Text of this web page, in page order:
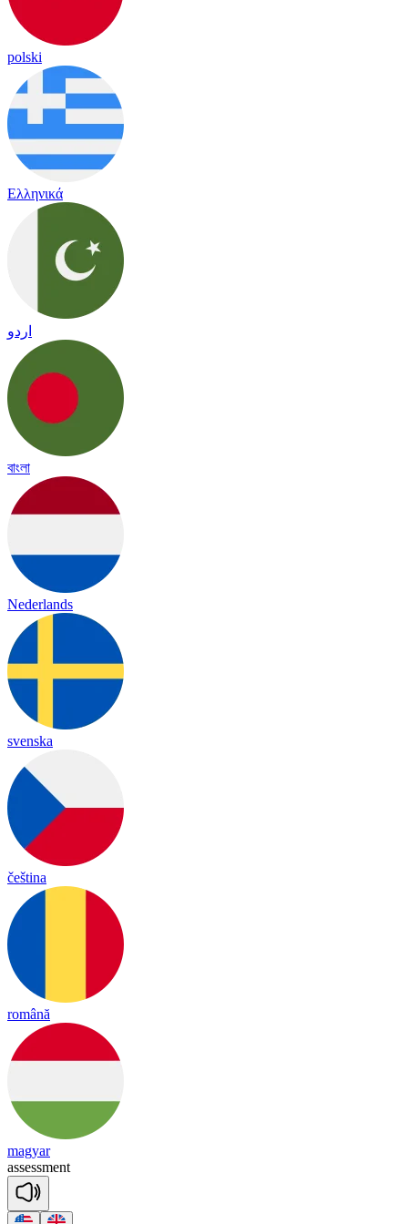
polski
Ελληνικά
اردو
বাংলা
Nederlands
svenska
čeština
română
magyar
assessment